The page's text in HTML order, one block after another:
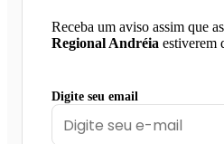
Receba um aviso assim que
Regional Andréia estiverem
Digite seu email